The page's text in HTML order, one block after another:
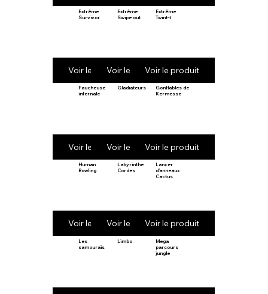
Extrême
Survivor
Voir le produit
Extrême
Swipe out
Voir le produit
Extrême
Twint-t
Voir le produit
Faucheuse
infernale
Voir le produit
Gladiateurs
Voir le produit
Gonflables de
Kermesse
Voir le produit
Human
Bowling
Voir le produit
Labyrinthe
Cordes
Voir le produit
Lancer
d’anneaux
Cactus
Voir le produit
Les
samouraïs
Limbo
Mega
parcours
jungle